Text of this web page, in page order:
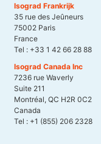
Isograd Frankrijk
35 rue des Jeûneurs
75002 Paris
France
Tel : +33 1 42 66 28 88
Isograd Canada Inc
7236 rue Waverly
Suite 211
Montréal, QC H2R 0C2
Canada
Tel : +1 (855) 206 2328